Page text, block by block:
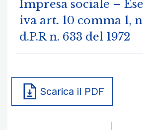
Impresa sociale –
iva art. 10 comma 1,
d.P.R n. 633 del 1972
Scarica il PDF